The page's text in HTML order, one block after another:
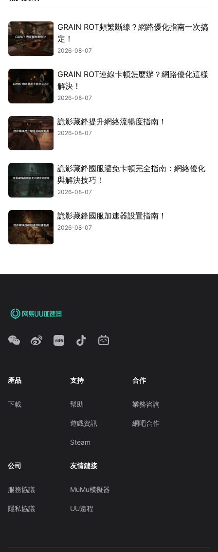
GRAIN ROT頻繁斷線？網路優化指南一次搞
定！
2026-08-07
GRAIN ROT連線卡頓怎麼辦？網路優化這樣
解決！
2026-08-07
詭影藏鋒提升網絡流暢度指南！
2026-08-07
詭影藏鋒國服避免卡頓完全指南：網絡優化
與解決技巧！
2026-08-07
詭影藏鋒國服加速器設置指南！
2026-08-07
產品
下載
支持
幫助
遊戲資訊
Steam
合作
業務咨詢
網吧合作
公司
服務協議
隱私協議
友情鏈接
MuMu模擬器
UU遠程